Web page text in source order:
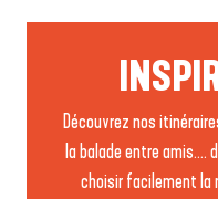
Découvrez nos
la balade entre amis….
choisir facilement la